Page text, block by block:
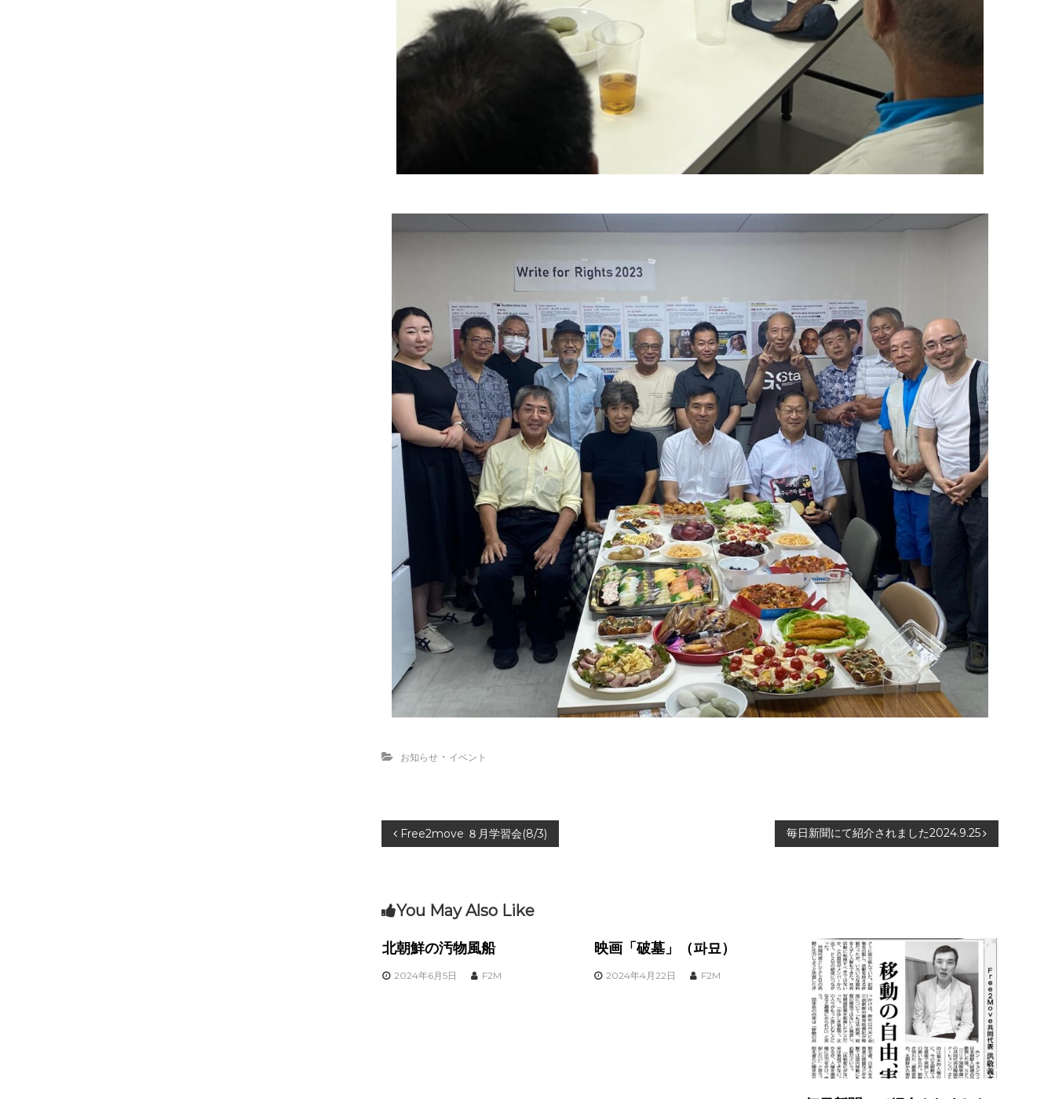
お知らせ ・ イベント
投
ナ
ビ
ゲ
Free2move ８月学習会(8/3) 毎日新聞にて紹介されました2024.9.25
You May Also Like
北朝鮮の汚物風船
2024年6月5日 F2M
映画「破墓」（파묘）
2024年4月22日 F2M